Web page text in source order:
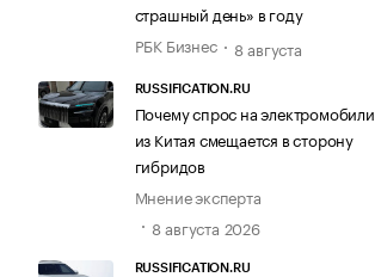
страшный день» в году
РБК Бизнес
8 августа
RUSSIFICATION.RU
Почему спрос на электромобили
из Китая смещается в сторону
гибридов
Мнение эксперта
8 августа 2026
RUSSIFICATION.RU